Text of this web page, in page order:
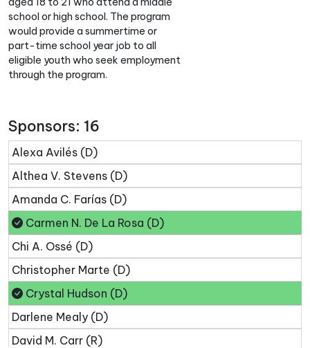
school or high school. The program
would provide a summertime or
part-time school year job to all
eligible youth who seek employment
through the program.
Sponsors: 16
Alexa Avilés (D)
Althea V. Stevens (D)
Amanda C. Farías (D)
Carmen N. De La Rosa (D)
Chi A. Ossé (D)
Christopher Marte (D)
Crystal Hudson (D)
Darlene Mealy (D)
David M. Carr (R)